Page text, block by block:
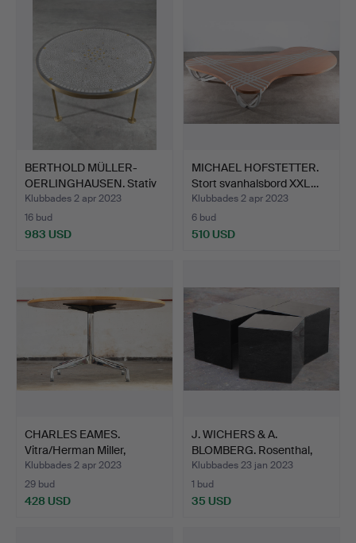
BERTHOLD MÜLLER-
OERLINGHAUSEN. Stativ
Mosa…
Klubbades 2 apr 2023
16 bud
983 USD
MICHAEL HOFSTETTER.
Stort svanhalsbord XXL…
Klubbades 2 apr 2023
6 bud
510 USD
CHARLES EAMES.
Vitra/Herman Miller,
matsal…
Klubbades 2 apr 2023
29 bud
428 USD
J. WICHERS & A.
BLOMBERG. Rosenthal,
soffb…
Klubbades 23 jan 2023
1 bud
35 USD